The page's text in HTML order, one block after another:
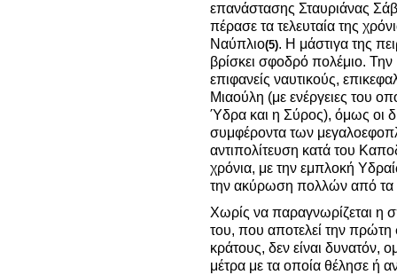
επανάστασης Σταυριάνας
πέρασε τα τελευταία της
Ναύπλιο(5). Η μάστιγα της
βρίσκει σφοδρό πολέμιο.
επιφανείς ναυτικούς,
Μιαούλη (με ενέργειες του
Ύδρα και η Σύρος), όμως οι
συμφέροντα των
αντιπολίτευση κατά του
χρόνια, με την εμπλοκή
την ακύρωση πολλών από τα
Χωρίς να παραγνωρίζεται η
του, που αποτελεί την
κράτους, δεν είναι δυνατόν,
μέτρα με τα οποία θέλησε ή